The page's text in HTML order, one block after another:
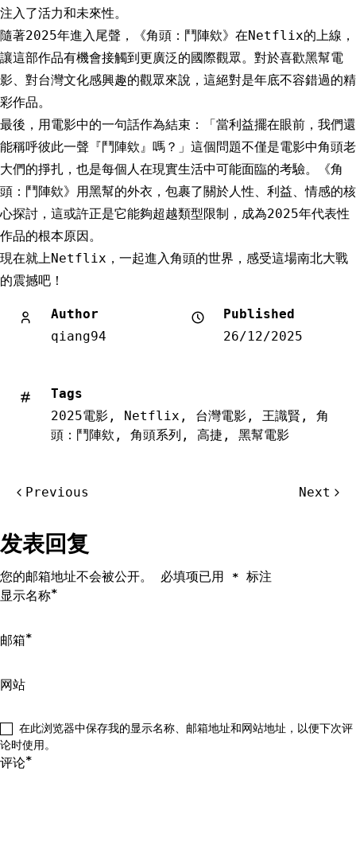
注入了活力和未來性。
隨著2025年進入尾聲，《角頭：鬥陣欸》在Netflix的上線，
讓這部作品有機會接觸到更廣泛的國際觀眾。對於喜歡黑幫電
影、對台灣文化感興趣的觀眾來說，這絕對是年底不容錯過的精
彩作品。
最後，用電影中的一句話作為結束：「當利益擺在眼前，我們還
能稱呼彼此一聲『鬥陣欸』嗎？」這個問題不僅是電影中角頭老
大們的掙扎，也是每個人在現實生活中可能面臨的考驗。《角
頭：鬥陣欸》用黑幫的外衣，包裹了關於人性、利益、情感的核
心探討，這或許正是它能夠超越類型限制，成為2025年代表性
作品的根本原因。
現在就上Netflix，一起進入角頭的世界，感受這場南北大戰
的震撼吧！
Author
qiang94
Published
26/12/2025
Tags
2025電影 , Netflix , 台灣電影 , 王識賢 , 角
頭：鬥陣欸 , 角頭系列 , 高捷 , 黑幫電影
航
Previous Next
发表回复
您的邮箱地址不会被公开。 必填项已用 * 标注
评论*
显示名称*
邮箱*
网站
在此浏览器中保存我的显示名称、邮箱地址和网站地址，以便下次评
论时使用。